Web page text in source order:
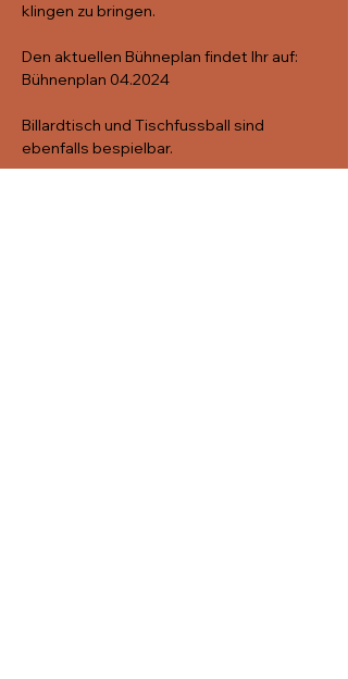
klingen zu bringen.
Den aktuellen Bühneplan findet Ihr auf:
Bühnenplan 04.2024
Billardtisch und Tischfussball sind
ebenfalls bespielbar.